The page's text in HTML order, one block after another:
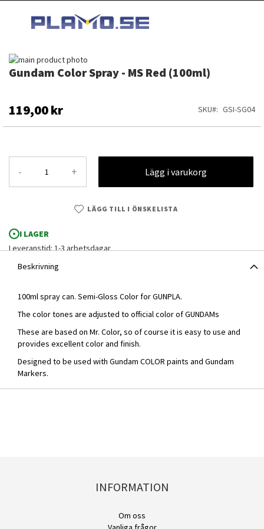
INNEHÅLLET
Gundam Color Spray - MS Red (100ml)
119,00 kr SKU GSI-SG04
- + Lägg i varukorg
LÄGG TILL I ÖNSKELISTA
I LAGER
Leveranstid: 1-3 arbetsdagar
Hoppa
till
bildgalleriet
Gundam Color Spray - MS Red (100ml)
Hoppa
av
bildgalleriet
Beskrivning
100ml spray can. Semi-Gloss Color for GUNPLA.
The color tones are adjusted to official color of GUNDAMs
These are based on Mr. Color, so of course it is easy to use and
provides excellent color and finish.
Designed to be used with Gundam COLOR paints and Gundam
Markers.
INFORMATION
Om oss